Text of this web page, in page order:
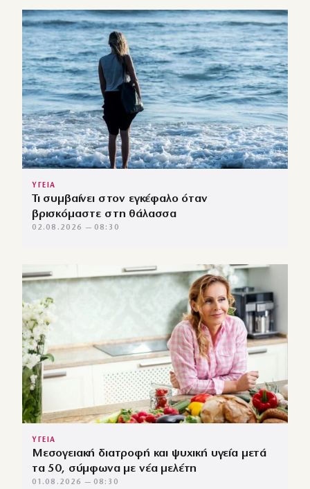
ΥΓΕΙΑ
Τι συμβαίνει στον εγκέφαλο όταν
βρισκόμαστε στη θάλασσα
02.08.2026 — 08:30
ΥΓΕΙΑ
Μεσογειακή διατροφή και ψυχική υγεία μετά
τα 50, σύμφωνα με νέα μελέτη
01.08.2026 — 08:30